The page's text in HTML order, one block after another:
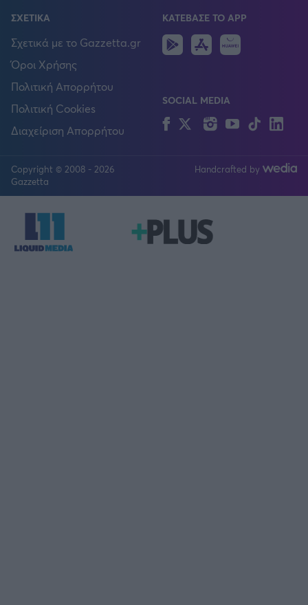
ΣΧΕΤΙΚΑ
Σχετικά με το Gazzetta.gr
Όροι Χρήσης
Πολιτική Απορρήτου
Πολιτική Cookies
Διαχείριση Απορρήτου
ΚΑΤΕΒΑΣΕ ΤΟ APP
Android
IOS
SOCIAL MEDIA
FacebookTwitterInstagram
YouTubeTikTok
Copyright © 2008 - 2026
Gazzetta
Handcrafted by